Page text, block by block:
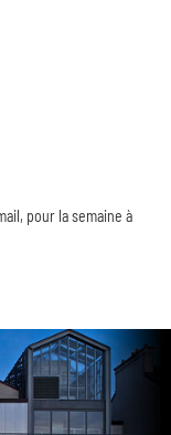
pour la semaine à